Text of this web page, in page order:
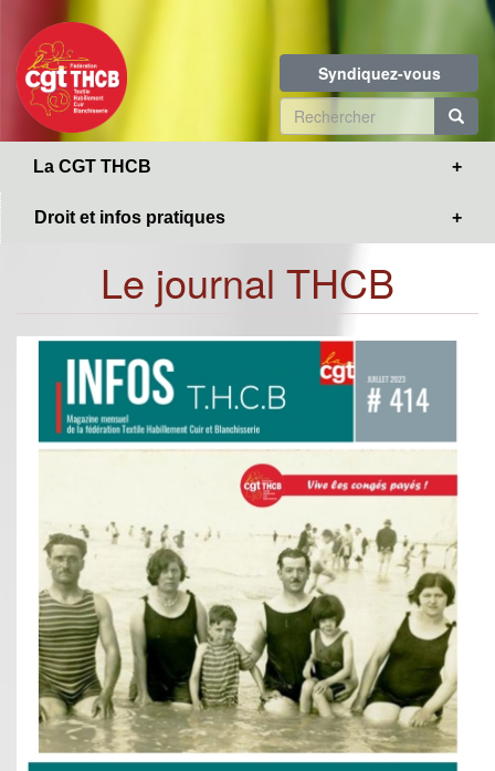
contenu
principal
Syndiquez-vous
Formulaire
de
La CGT THCB
Droit et infos pratiques
Le journal THCB